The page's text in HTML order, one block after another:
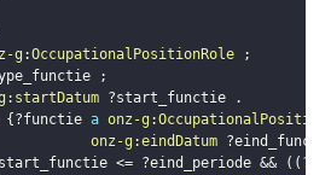
g :OccupationalPositionRole
;
;
: startDatum ?start_functie
.
{ ?functie a onz-g :
onz-g :eindDatum
<= ?eind_periode && ( (